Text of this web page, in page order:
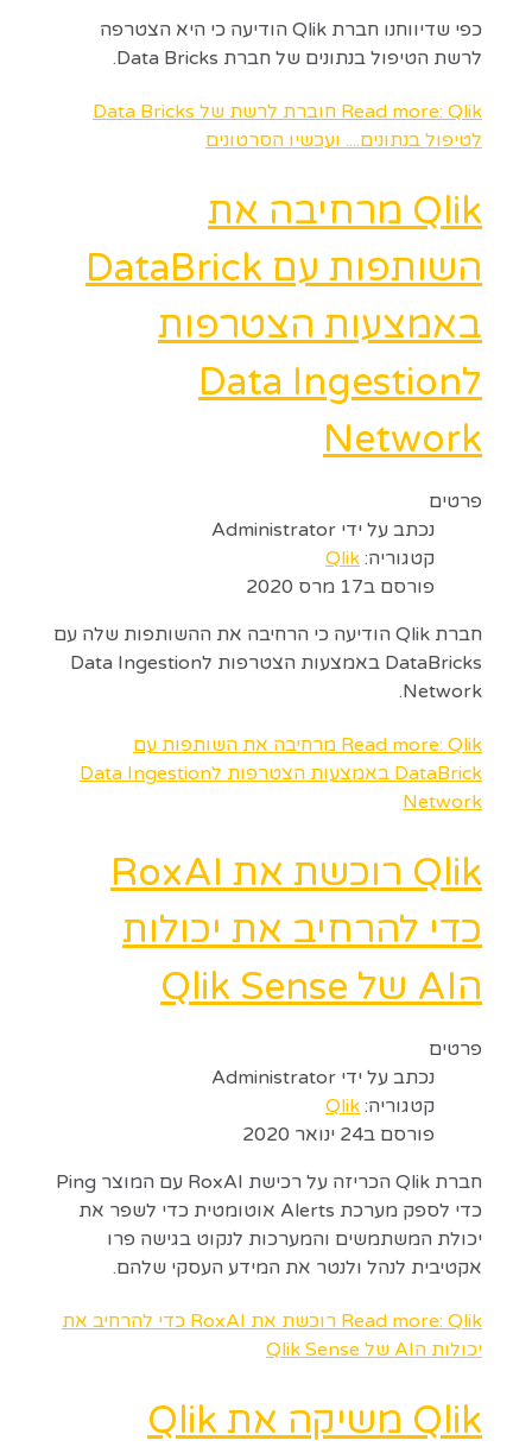
כפי שדיווחנו חברת Qlik הודיעה כי היא הצטרפה
לרשת הטיפול בנתונים של חברת Data Bricks.
Read more: Qlik חוברת לרשת של Data Bricks
לטיפול בנתונים.... ועכשיו הסרטונים
Qlik מרחיבה את
השותפות עם DataBrick
באמצעות הצטרפות
לData Ingestion
Network
פרטים
נכתב על ידיAdministrator
קטגוריה:Qlik
פורסם ב17 מרס 2020
חברת Qlik הודיעה כי הרחיבה את ההשותפות שלה עם
DataBricks באמצעות הצטרפות לData Ingestion
Network.
Read more: Qlik מרחיבה את השותפות עם
DataBrick באמצעות הצטרפות לData Ingestion
Network
Qlik רוכשת את RoxAI
כדי להרחיב את יכולות
פרטים
נכתב על ידיAdministrator
קטגוריה:Qlik
פורסם ב24 ינואר 2020
חברת Qlik הכריזה על רכישת RoxAI עם המוצר Ping
כדי לספק מערכת Alerts אוטומטית כדי לשפר את
יכולת המשתמשים והמערכות לנקוט בגישה פרו
אקטיבית לנהל ולנטר את המידע העסקי שלהם.
Read more: Qlik רוכשת את RoxAI כדי להרחיב את
יכולות הAI של Qlik Sense
Qlik משיקה את Qlik